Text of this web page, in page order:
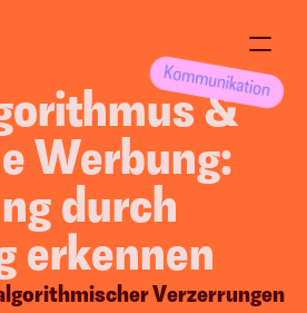
&
Werbung:
durch
erkennen
Verzerrungen